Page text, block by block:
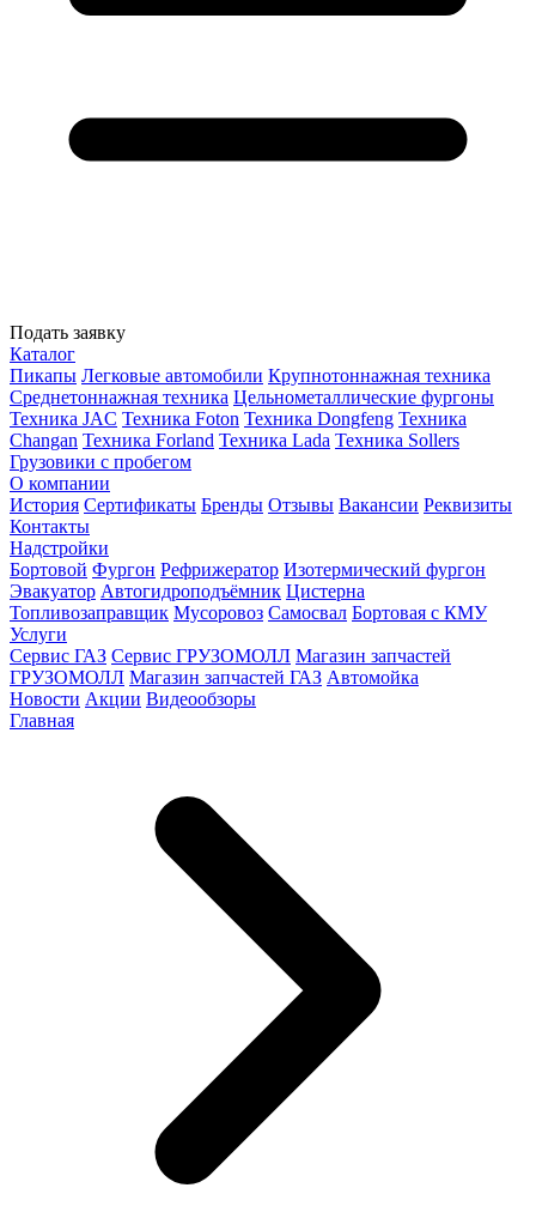
Подать заявку
Каталог
Пикапы Легковые автомобили Крупнотоннажная техника
Среднетоннажная техника Цельнометаллические фургоны
Техника JAC Техника Foton Техника Dongfeng Техника
Changan Техника Forland Техника Lada Техника Sollers
Грузовики с пробегом
О компании
История Сертификаты Бренды Отзывы Вакансии Реквизиты
Контакты
Надстройки
Бортовой Фургон Рефрижератор Изотермический фургон
Эвакуатор Автогидроподъёмник Цистерна
Топливозаправщик Мусоровоз Самосвал Бортовая с КМУ
Услуги
Сервис ГАЗ Сервис ГРУЗОМОЛЛ Магазин запчастей
ГРУЗОМОЛЛ Магазин запчастей ГАЗ Автомойка
Новости Акции Видеообзоры
Главная